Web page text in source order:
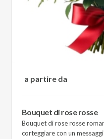
a partire da
Bouquet di rose rosse
Bouquet di rose rosse
corteggiare con un